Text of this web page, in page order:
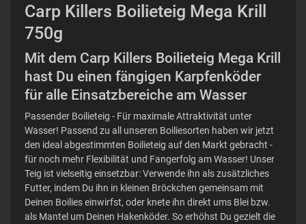
Carp Killers Boilieteig Mega Krill
750g
Mit dem Carp Killers Boilieteig Mega Krill
hast Du einen fängigen Karpfenköder
für alle Einsatzbereiche am Wasser
Passender Boilieteig - Für maximale Attraktivität unter
Wasser! Passend zu all unseren Boiliesorten haben wir jetzt
den ideal abgestimmten Boilieteig auf den Markt gebracht -
für noch mehr Flexibilität und Fangerfolg am Wasser! Unser
Teig ist vielseitig einsetzbar: Verwende ihn als zusätzliches
Futter, indem Du ihn in kleinen Bröckchen gemeinsam mit
Deinen Boilies einwirfst, oder knete ihn direkt ums Blei bzw.
als Mantel um Deinen Hakenköder. So erhöhst Du gezielt die